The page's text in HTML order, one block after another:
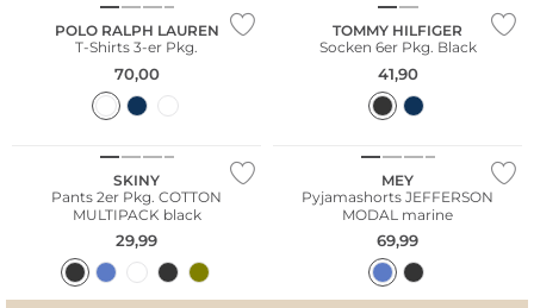
POLO RALPH LAUREN
T-Shirts 3-er Pkg.
70,00
TOMMY HILFIGER
Socken 6er Pkg. Black
41,90
SKINY
Pants 2er Pkg. COTTON
MULTIPACK black
29,99
MEY
Pyjamashorts JEFFERSON
MODAL marine
69,99